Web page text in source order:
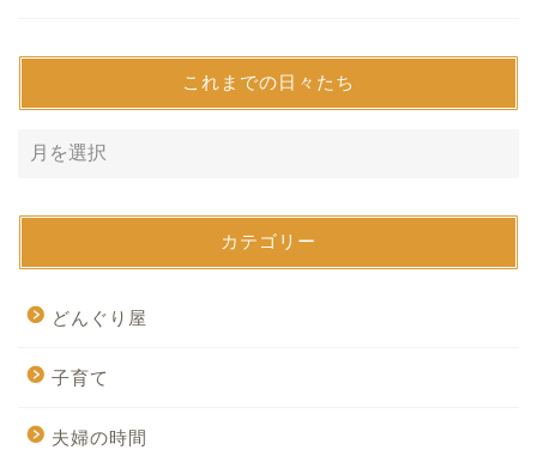
これまでの日々たち
カテゴリー
どんぐり屋
子育て
夫婦の時間